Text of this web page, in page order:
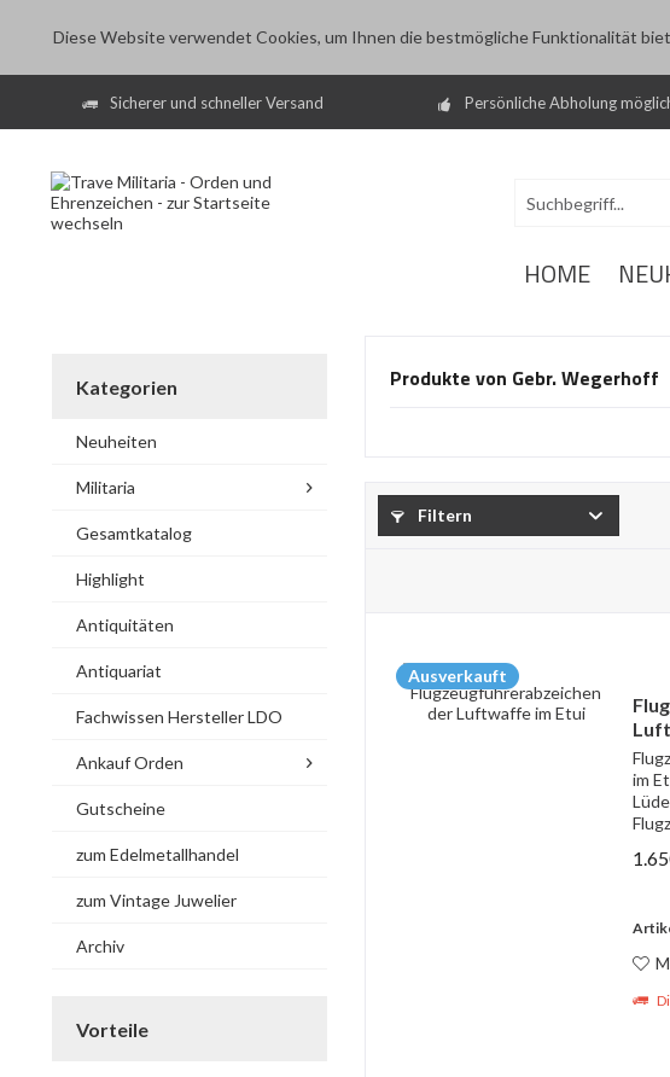
Diese Website verwendet Cookies, um Ihnen die bestmögliche Funktionalität
Sicherer und schneller Versand Persönliche Abholung
HOME
Kategorien
Neuheiten
Militaria
Gesamtkatalog
Highlight
Antiquitäten
Antiquariat
Fachwissen Hersteller LDO
Ankauf Orden
Gutscheine
zum Edelmetallhandel
zum Vintage Juwelier
Archiv
Vorteile
Produkte von Gebr. Wegerhoff
Filtern
Ausverkauft
im